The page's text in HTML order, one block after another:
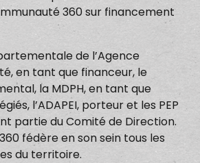
360 sur financement
de l’Agence
en tant que financeur, le
la MDPH, en tant que
l’ADAPEI, porteur et les PEP
partie du Comité de Direction.
fédère en son sein tous les
du territoire.